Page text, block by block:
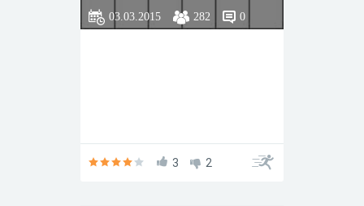
03.03.2015 282 0
3 2